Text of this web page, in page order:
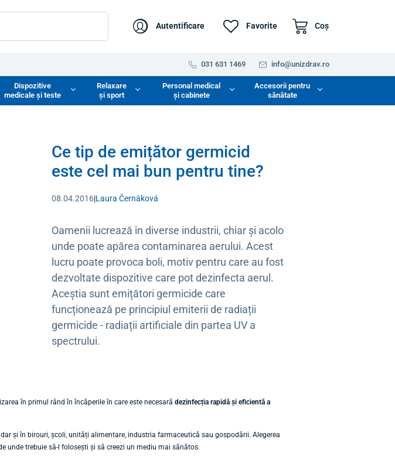
Autentificare Favorite Coş
031 631 1469 info@unizdrav.ro
Dispozitive
medicale și teste
Relaxare
și sport
Personal medical
și cabinete
Accesorii pentru
sănătate
Ce tip de emițător germicid
este cel mai bun pentru tine?
08.04.2016|Laura Černáková
Oamenii lucrează în diverse industrii, chiar și acolo
unde poate apărea contaminarea aerului. Acest
lucru poate provoca boli, motiv pentru care au fost
dezvoltate dispozitive care pot dezinfecta aerul.
Aceștia sunt emițători germicide care
funcționează pe principiul emiterii de radiații
germicide - radiații artificiale din partea UV a
spectrului.
în primul rând în încăperile în care este necesarădezinfecția rapidă și eficientă a
și în birouri, școli, unități alimentare, industria farmaceutică sau gospodării. Alegerea
unde trebuie să-l folosești și să creezi un mediu mai sănătos.